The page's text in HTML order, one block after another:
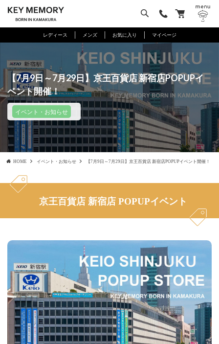
レディース メンズ お気に入り マイページ
【7月9日～7月29日】京王百貨店 新宿店POPUPイ
ベント開催！
イベント・お知らせ
HOME イベント・お知らせ 【7月9日～7月29日】京王百貨店 新宿店POPUPイベント開催！
京王百貨店 新宿店 POPUPイベント